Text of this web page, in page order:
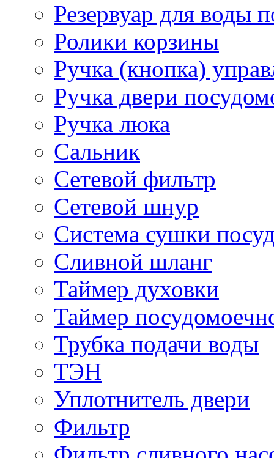
Резервуар для воды
Ролики корзины
Ручка (кнопка)
Ручка двери
Ручка люка
Сальник
Сетевой фильтр
Сетевой шнур
Система сушки
Сливной шланг
Таймер духовки
Таймер
Трубка подачи воды
ТЭН
Уплотнитель двери
Фильтр